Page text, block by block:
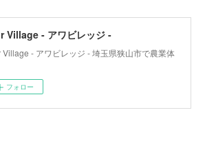
Village - アワビレッジ -
Village - アワビレッジ - 埼玉県狭山市で農業体
フォロー